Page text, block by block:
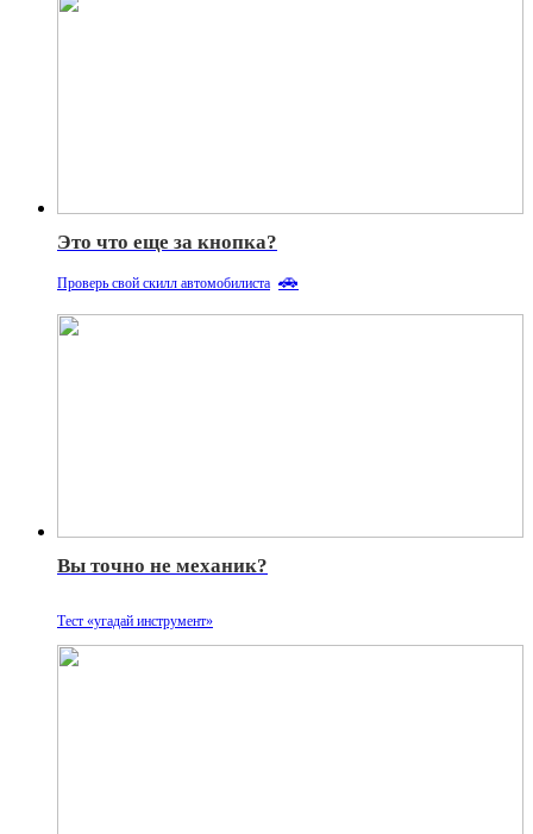
Это что еще за кнопка?
Проверь свой скилл автомобилиста 🚗
Вы точно не механик?
Тест «угадай инструмент»